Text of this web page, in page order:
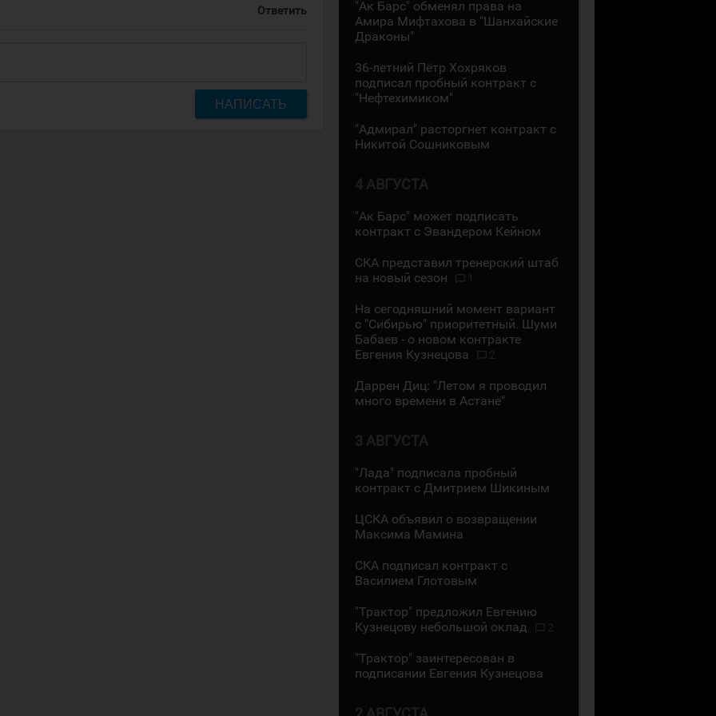
Ответить
НАПИСАТЬ
"Ак Барс" обменял права на
Амира Мифтахова в "Шанхайские
Драконы"
36-летний Пётр Хохряков
подписал пробный контракт с
"Нефтехимиком"
"Адмирал" расторгнет контракт с
Никитой Сошниковым
4 АВГУСТА
"Ак Барс" может подписать
контракт с Эвандером Кейном
СКА представил тренерский штаб
на новый сезон
На сегодняшний момент вариант
с "Сибирью" приоритетный. Шуми
Бабаев - о новом контракте
Евгения Кузнецова
Даррен Диц: "Летом я проводил
много времени в Астане"
3 АВГУСТА
"Лада" подписала пробный
контракт с Дмитрием Шикиным
ЦСКА объявил о возвращении
Максима Мамина
СКА подписал контракт с
Василием Глотовым
"Трактор" предложил Евгению
Кузнецову небольшой оклад
"Трактор" заинтересован в
подписании Евгения Кузнецова